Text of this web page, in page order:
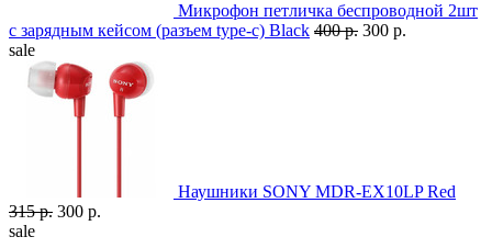
Микрофон петличка беспроводной 2шт
с зарядным кейсом (разъем type-c) Black 400 р. 300 р.
sale
Наушники SONY MDR-EX10LP Red
315 р. 300 р.
sale